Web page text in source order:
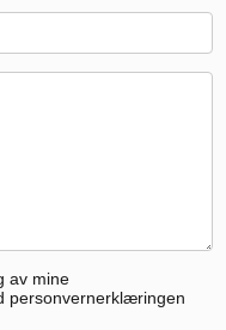
av mine
personvernerklæringen